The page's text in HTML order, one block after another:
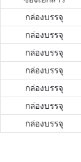
กล่องบรรจุ
กล่องบรรจุ
กล่องบรรจุ
กล่องบรรจุ
กล่องบรรจุ
กล่องบรรจุ
กล่องบรรจุ